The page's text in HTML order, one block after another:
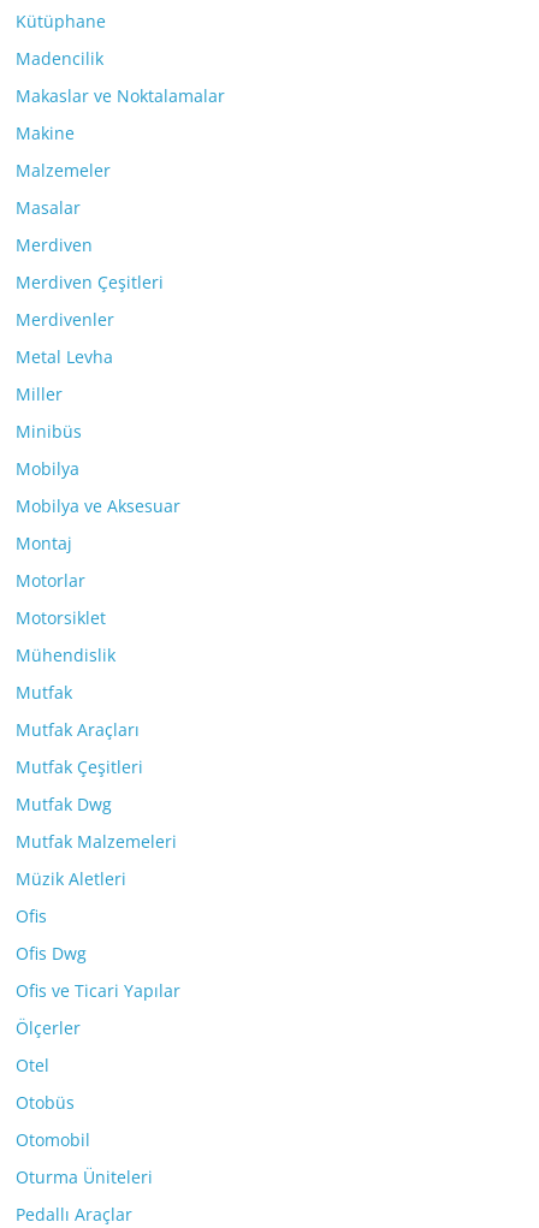
Kütüphane
Madencilik
Makaslar ve Noktalamalar
Makine
Malzemeler
Masalar
Merdiven
Merdiven Çeşitleri
Merdivenler
Metal Levha
Miller
Minibüs
Mobilya
Mobilya ve Aksesuar
Montaj
Motorlar
Motorsiklet
Mühendislik
Mutfak
Mutfak Araçları
Mutfak Çeşitleri
Mutfak Dwg
Mutfak Malzemeleri
Müzik Aletleri
Ofis
Ofis Dwg
Ofis ve Ticari Yapılar
Ölçerler
Otel
Otobüs
Otomobil
Oturma Üniteleri
Pedallı Araçlar